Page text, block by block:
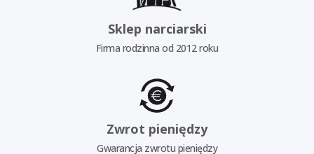
Sklep narciarski
Firma rodzinna od 2012 roku
Zwrot pieniędzy
Gwarancja zwrotu pieniędzy